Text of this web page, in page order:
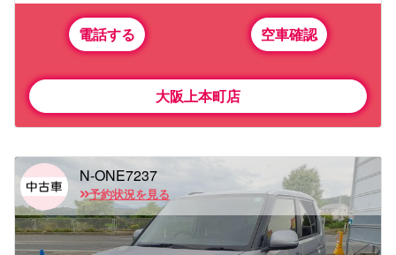
電話する 空車確認
大阪上本町店
N-ONE7237
予約状況を見る